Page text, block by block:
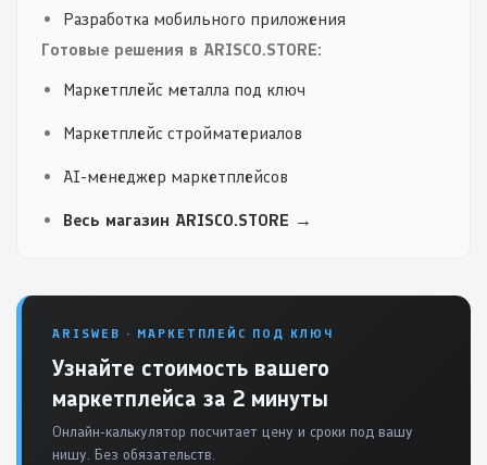
Разработка мобильного приложения
Готовые решения в ARISCO.STORE:
Маркетплейс металла под ключ
Маркетплейс стройматериалов
AI-менеджер маркетплейсов
Весь магазин ARISCO.STORE →
ARISWEB · МАРКЕТПЛЕЙС ПОД КЛЮЧ
Узнайте стоимость вашего
маркетплейса за 2 минуты
Онлайн-калькулятор посчитает цену и сроки под вашу
нишу. Без обязательств.